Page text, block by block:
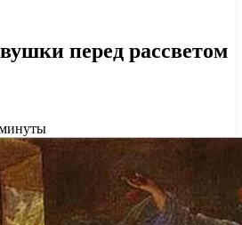
перед рассветом